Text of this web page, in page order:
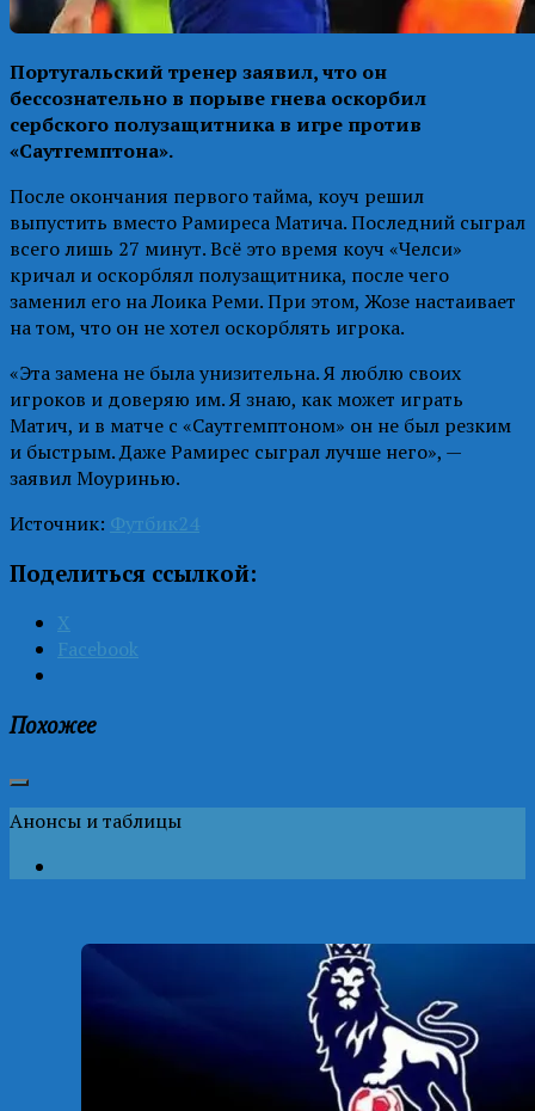
Португальский тренер заявил, что он
бессознательно в порыве гнева оскорбил
сербского полузащитника в игре против
«Саутгемптона».
После окончания первого тайма, коуч решил
выпустить вместо Рамиреса Матича. Последний сыграл
всего лишь 27 минут. Всё это время коуч «Челси»
кричал и оскорблял полузащитника, после чего
заменил его на Лоика Реми. При этом, Жозе настаивает
на том, что он не хотел оскорблять игрока.
«Эта замена не была унизительна. Я люблю своих
игроков и доверяю им. Я знаю, как может играть
Матич, и в матче с «Саутгемптоном» он не был резким
и быстрым. Даже Рамирес сыграл лучше него», —
заявил Моуринью.
Источник: Футбик24
Поделиться ссылкой:
X
Facebook
Похожее
Анонсы и таблицы